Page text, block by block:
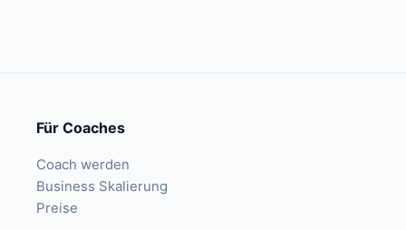
Für Coaches
Coach werden
Business Skalierung
Preise